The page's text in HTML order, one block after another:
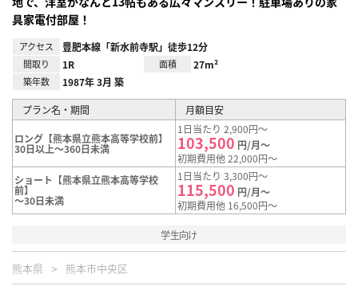
具家電付部屋！
アクセス 豊肥本線「新水前寺駅」徒歩12分
間取り 1R 面積 27m²
築年数 1987年 3月 築
プラン名・期間 月額目安
ロング【熊本県立熊本高等学校前】
30日以上～360日未満
1日当たり 2,900円～
103,500 円/月～
初期費用他 22,000円～
ショート【熊本県立熊本高等学校
前】
～30日未満
1日当たり 3,300円～
115,500 円/月～
初期費用他 16,500円～
学生向け
熊本県 熊本市中央区